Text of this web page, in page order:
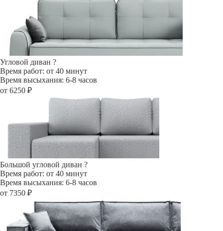
Угловой диван ?
Время работ: от 40 минут
Время высыхания: 6-8 часов
от 6250 ₽
Большой угловой диван ?
Время работ: от 40 минут
Время высыхания: 6-8 часов
от 7350 ₽